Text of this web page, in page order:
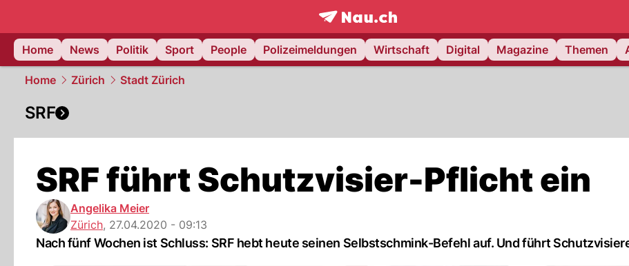
frontpage.NAU.ch
Home
News Politik Sport People Polizeimeldungen Wirtschaft Digital Magazine Themen
Home Zürich Stadt Zürich
SRF
SRF führt Schutzvisier-Pflicht ein
Angelika Meier
Zürich, 27.04.2020 - 09:13
Nach fünf Wochen ist Schluss: SRF hebt heute seinen Selbstschmink-Befehl auf. Und führt